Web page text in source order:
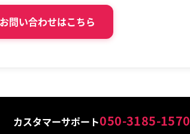
お問い合わせはこちら
カスタマーサポート050-3185-1570